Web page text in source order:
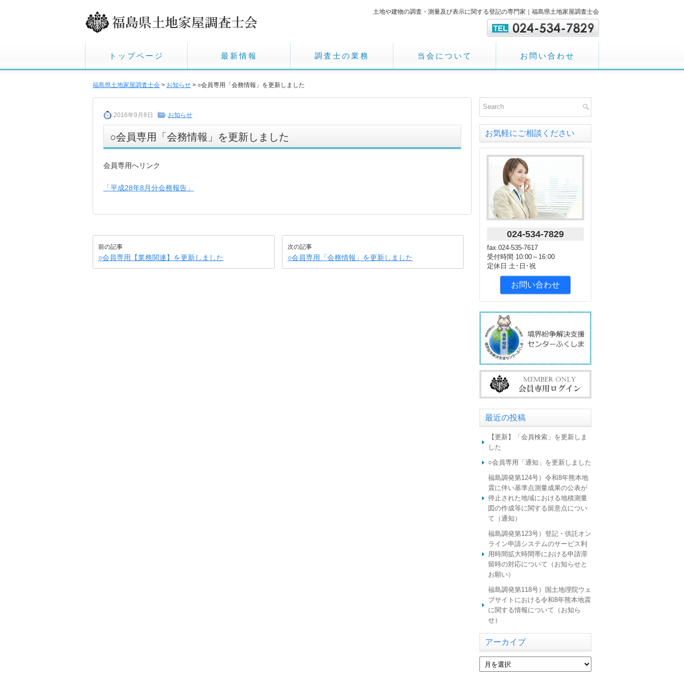
土地や建物の調査・測量及び表示に関する登記の専門家｜福島県土地家屋調査士会
トップページ 最新情報 調査士の業務 当会について お問い合わせ
福島県土地家屋調査士会 > お知らせ > ○会員専用「会務情報」を更新しました
2016年9月8日 お知らせ
○会員専用「会務情報」を更新しました
会員専用へリンク
「平成28年8月分会務報告」
前の記事
○会員専用【業務関連】を更新しました
次の記事
○会員専用「会務情報」を更新しました
お気軽にご相談ください
024-534-7829
fax.024-535-7617
受付時間 10:00～16:00
定休日 土･日･祝
お問い合わせ
最近の投稿
【更新】「会員検索」を更新しま
した
○会員専用「通知」を更新しました
福島調発第124号）令和8年熊本地
震に伴い基準点測量成果の公表が
停止された地域における地積測量
図の作成等に関する留意点につい
て（通知）
福島調発第123号）登記・供託オン
ライン申請システムのサービス利
用時間拡大時間帯における申請滞
留時の対応について（お知らせと
お願い）
福島調発第118号）国土地理院ウェ
ブサイトにおける令和8年熊本地震
に関する情報について（お知ら
せ）
アーカイブ